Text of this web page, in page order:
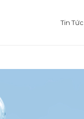
Tin Tức